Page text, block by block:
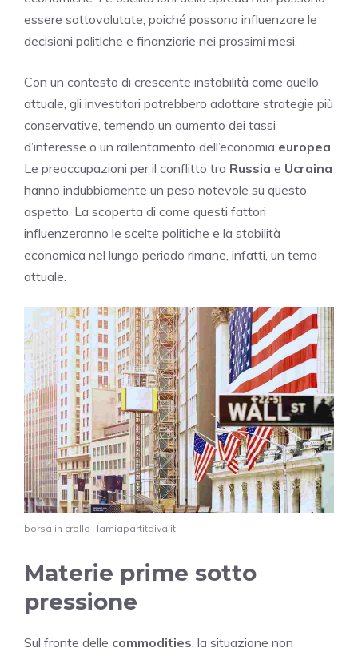
essere sottovalutate, poiché possono influenzare le
decisioni politiche e finanziarie nei prossimi mesi.
Con un contesto di crescente instabilità come quello
attuale, gli investitori potrebbero adottare strategie più
conservative, temendo un aumento dei tassi
d’interesse o un rallentamento dell’economia europea
Le preoccupazioni per il conflitto tra Russia e Ucraina
hanno indubbiamente un peso notevole su questo
aspetto. La scoperta di come questi fattori
influenzeranno le scelte politiche e la stabilità
economica nel lungo periodo rimane, infatti, un tema
attuale.
borsa in crollo- lamiapartitaiva.it
Materie prime sotto
pressione
Sul fronte delle commodities, la situazione non